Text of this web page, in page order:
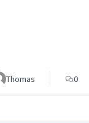
Thomas 0